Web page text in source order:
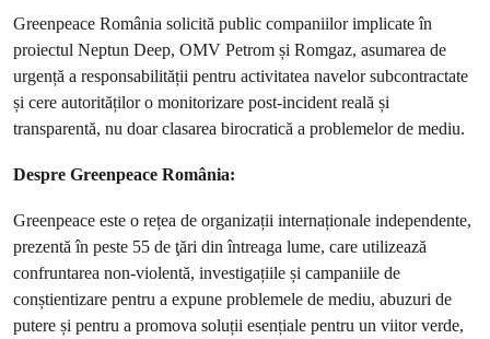
Greenpeace România solicită public companiilor implicate în
proiectul Neptun Deep, OMV Petrom și Romgaz, asumarea de
urgență a responsabilității pentru activitatea navelor subcontractate
și cere autorităților o monitorizare post-incident reală și
transparentă, nu doar clasarea birocratică a problemelor de mediu.
Despre Greenpeace România:
Greenpeace este o rețea de organizații internaționale independente,
prezentă în peste 55 de ţări din întreaga lume, care utilizează
confruntarea non-violentă, investigațiile și campaniile de
conștientizare pentru a expune problemele de mediu, abuzuri de
putere și pentru a promova soluții esențiale pentru un viitor verde,